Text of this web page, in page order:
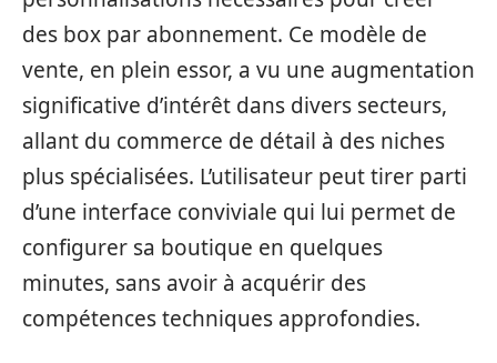
des box par abonnement. Ce modèle de
vente, en plein essor, a vu une augmentation
significative d’intérêt dans divers secteurs,
allant du commerce de détail à des niches
plus spécialisées. L’utilisateur peut tirer parti
d’une interface conviviale qui lui permet de
configurer sa boutique en quelques
minutes, sans avoir à acquérir des
compétences techniques approfondies.